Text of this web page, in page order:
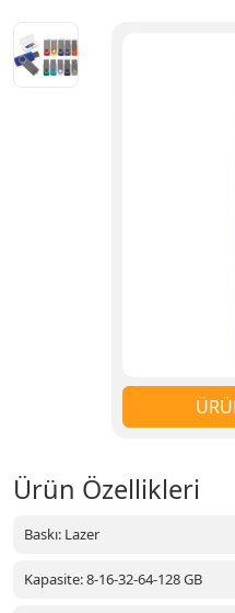
Ürün Özellikleri
Baskı: Lazer
Kapasite: 8-16-32-64-128 GB